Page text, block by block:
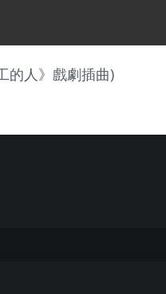
的人》戲劇插曲)